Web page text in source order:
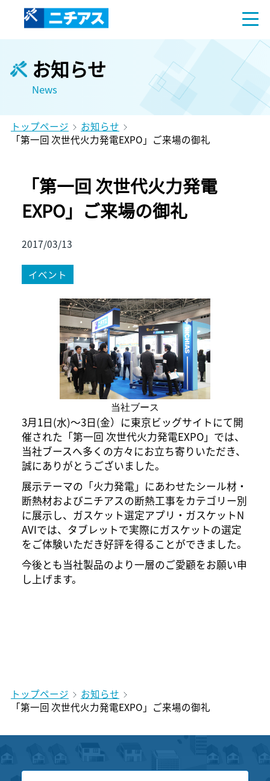
お知らせ
News
トップページ
お知らせ
「第一回 次世代火力発電EXPO」ご来場の御礼
「第一回 次世代火力発電
EXPO」ご来場の御礼
2017/03/13
イベント
当社ブース
3月1日(水)～3日(金）に東京ビッグサイトにて開
催された「第一回 次世代火力発電EXPO」では、
当社ブースへ多くの方々にお立ち寄りいただき、
誠にありがとうございました。
展示テーマの「火力発電」にあわせたシール材・
断熱材およびニチアスの断熱工事をカテゴリー別
に展示し、ガスケット選定アプリ・ガスケットN
AVIでは、タブレットで実際にガスケットの選定
をご体験いただき好評を得ることができました。
今後とも当社製品のより一層のご愛顧をお願い申
し上げます。
トップページ
お知らせ
「第一回 次世代火力発電EXPO」ご来場の御礼